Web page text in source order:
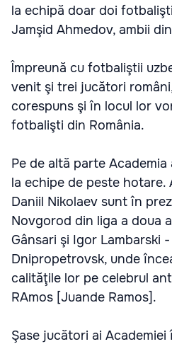
la echipă doar doi
Jamşid Ahmedov, ambii
Împreună cu fotbaliştii
venit şi trei jucători
corespuns şi în locul lor
fotbalişti din România.
Pe de altă parte
la echipe de peste hotare.
Daniil Nikolaev sunt în
Novgorod din liga a doua
Gânsari şi Igor Lambarski
Dnipropetrovsk, unde
calităţile lor pe celebrul
RAmos [Juande Ramos].
Şase jucători ai